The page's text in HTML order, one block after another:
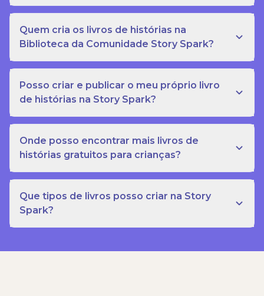
Quem cria os livros de histórias na
Biblioteca da Comunidade Story Spark?
Posso criar e publicar o meu próprio livro
de histórias na Story Spark?
Onde posso encontrar mais livros de
histórias gratuitos para crianças?
Que tipos de livros posso criar na Story
Spark?